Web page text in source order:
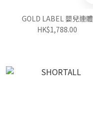
GOLD LABEL 嬰兒連體
HK$1,788.00